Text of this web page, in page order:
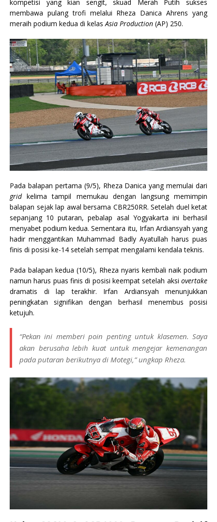
kompetisi yang kian sengit, skuad Merah Putih sukses
membawa pulang trofi melalui Rheza Danica Ahrens yang
meraih podium kedua di kelasAsia Production (AP) 250.
Pada balapan pertama (9/5), Rheza Danica yang memulai dari
gridkelima tampil memukau dengan langsung memimpin
balapan sejak lap awal bersama CBR250RR. Setelah duel ketat
sepanjang 10 putaran, pebalap asal Yogyakarta ini berhasil
menyabet podium kedua. Sementara itu, Irfan Ardiansyah yang
hadir menggantikan Muhammad Badly Ayatullah harus puas
finis di posisi ke-14 setelah sempat mengalami kendala teknis.
Pada balapan kedua (10/5), Rheza nyaris kembali naik podium
namun harus puas finis di posisi keempat setelah aksi overtake
dramatis di lap terakhir. Irfan Ardiansyah menunjukkan
peningkatan signifikan dengan berhasil menembus posisi
ketujuh.
“Pekan ini memberi poin penting untuk klasemen. Saya
akan berusaha lebih kuat untuk mengejar kemenangan
pada putaran berikutnya di Motegi,” ungkap Rheza.